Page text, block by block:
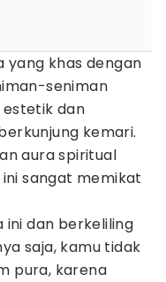
yang khas dengan
seniman
dan
kemari.
aura spiritual
sangat memikat
ini dan berkeliling
saja, kamu tidak
pura, karena